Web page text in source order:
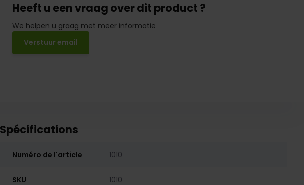
Heeft u een vraag over dit product ?
We helpen u graag met meer informatie
Verstuur email
Spécifications
Numéro de l'article 1010
SKU 1010